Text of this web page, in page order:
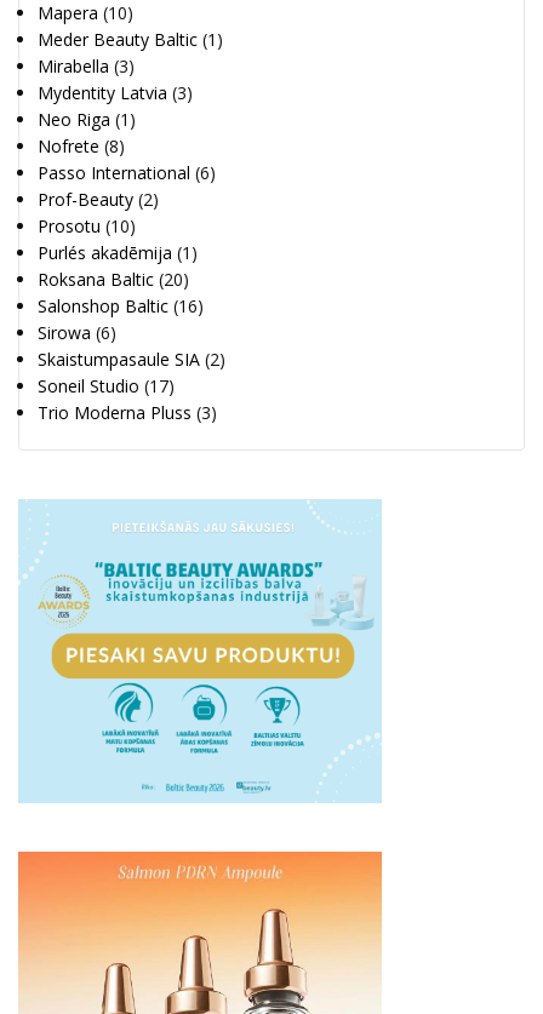
Mapera (10)
Meder Beauty Baltic (1)
Mirabella (3)
Mydentity Latvia (3)
Neo Riga (1)
Nofrete (8)
Passo International (6)
Prof-Beauty (2)
Prosotu (10)
Purlés akadēmija (1)
Roksana Baltic (20)
Salonshop Baltic (16)
Sirowa (6)
Skaistumpasaule SIA (2)
Soneil Studio (17)
Trio Moderna Pluss (3)